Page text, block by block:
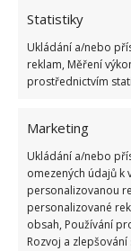
Statistiky
Ukládání a/nebo
reklam, Měření
prostřednictvím
Marketing
Ukládání a/nebo
omezených údajů
personalizovanou
personalizované
obsah, Používání
Rozvoj a
zpeněží.